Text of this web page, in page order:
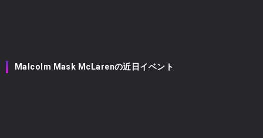
Malcolm Mask McLarenの近日イベント